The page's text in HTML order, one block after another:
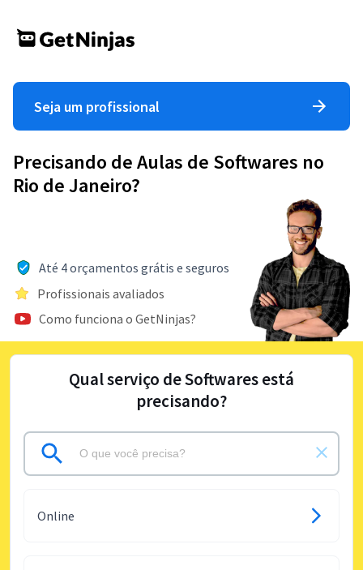
Seja um profissional
Precisando de Aulas de Softwares no
Rio de Janeiro?
Até 4 orçamentos grátis e seguros
Profissionais avaliados
Como funciona o GetNinjas?
Qual serviço de Softwares está
precisando?
Online